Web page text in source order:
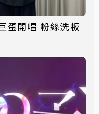
蛋開唱 粉絲洗板